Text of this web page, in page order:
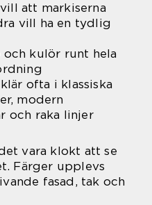
att markiserna
vill ha en tydlig
och kulör runt hela
ofta i klassiska
modern
och raka linjer
vara klokt att se
Färger upplevs
fasad, tak och